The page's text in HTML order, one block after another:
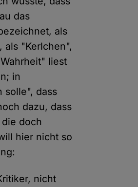
das
als
als "Kerlchen",
liest
in
solle", dass
dazu, dass
doch
hier nicht so
nicht